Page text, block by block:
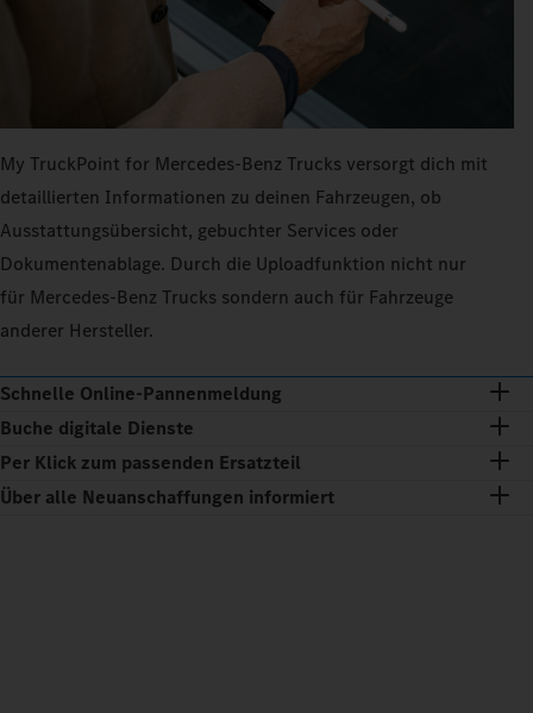
My TruckPoint for Mercedes‑Benz Trucks versorgt dich mit
detaillierten Informationen zu deinen Fahrzeugen, ob
Ausstattungsübersicht, gebuchter Services oder
Dokumentenablage. Durch die Uploadfunktion nicht nur
für Mercedes‑Benz Trucks sondern auch für Fahrzeuge
anderer Hersteller.
Schnelle Online-Pannenmeldung
Buche digitale Dienste
Per Klick zum passenden Ersatzteil
Über alle Neuanschaffungen informiert